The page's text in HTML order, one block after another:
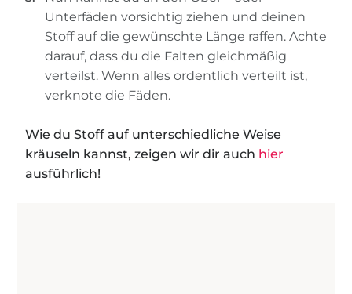
Unterfäden vorsichtig ziehen und deinen
Stoff auf die gewünschte Länge raffen. Achte
darauf, dass du die Falten gleichmäßig
verteilst. Wenn alles ordentlich verteilt ist,
verknote die Fäden.
Wie du Stoff auf unterschiedliche Weise
kräuseln kannst, zeigen wir dir auch hier
ausführlich!